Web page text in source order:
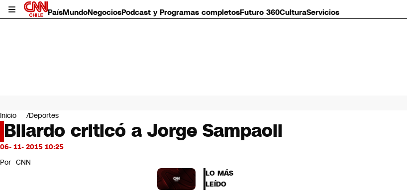
PaísMundoNegociosPodcast y Programas completosFuturo 360CulturaServicios
Mundo
Negocios
Deportes
Programas completos
Servicios
Inicio Deportes
Bilardo criticó a Jorge Sampaoli
06- 11- 2015 10:25
Por CNN
LO MÁS
LEÍDO